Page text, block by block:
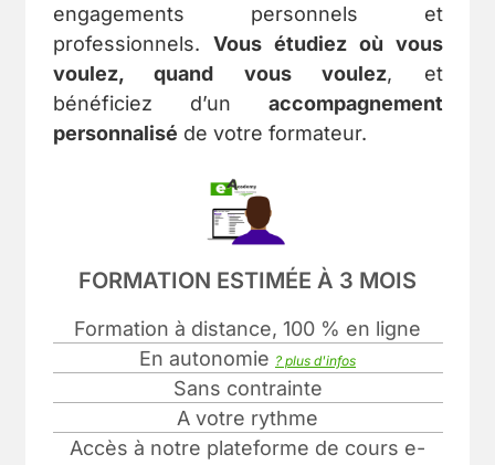
engagements personnels et
professionnels. Vous étudiez où vous
voulez, quand vous voulez, et
bénéficiez d’un accompagnement
personnalisé de votre formateur.
FORMATION ESTIMÉE À 3 MOIS
Formation à distance, 100 % en ligne
En autonomie ? plus d'infos
Sans contrainte
A votre rythme
Accès à notre plateforme de cours e-